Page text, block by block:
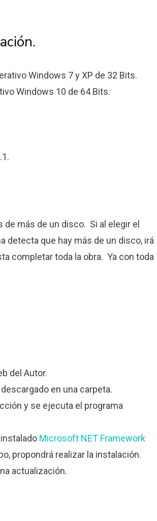
Windows 7 y XP de 32 Bits.
Windows 10 de 64 Bits.
más de un disco. Si al elegir el
detecta que hay más de un disco, irá
completar toda la obra. Ya con toda
del Autor.
en una carpeta.
y se ejecuta el programa
Microsoft NET Framework
propondrá realizar la instalación.
actualización.